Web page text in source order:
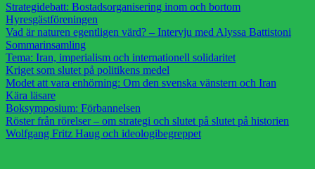
Strategidebatt: Bostadsorganisering inom och bortom
Hyresgästföreningen
Vad är naturen egentligen värd? – Intervju med Alyssa Battistoni
Sommarinsamling
Tema: Iran, imperialism och internationell solidaritet
Kriget som slutet på politikens medel
Modet att vara enhörning: Om den svenska vänstern och Iran
Kära läsare
Boksymposium: Förbannelsen
Röster från rörelser – om strategi och slutet på slutet på historien
Wolfgang Fritz Haug och ideologibegreppet